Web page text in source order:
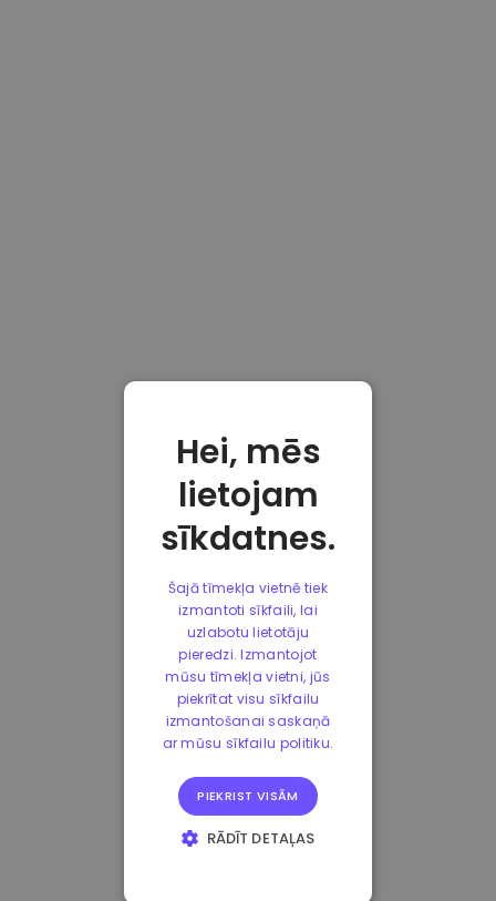
Hei, mēs
lietojam
sīkdatnes.
Šajā tīmekļa vietnē tiek
izmantoti sīkfaili, lai
uzlabotu lietotāju
pieredzi. Izmantojot
mūsu tīmekļa vietni, jūs
piekrītat visu sīkfailu
izmantošanai saskaņā
ar mūsu sīkfailu politiku.
PIEKRIST VISĀM
RĀDĪT DETAĻAS